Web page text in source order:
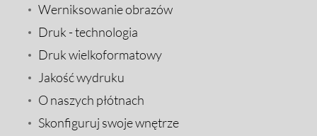
Werniksowanie obrazów
Druk - technologia
Druk wielkoformatowy
Jakość wydruku
O naszych płótnach
Skonfiguruj swoje wnętrze